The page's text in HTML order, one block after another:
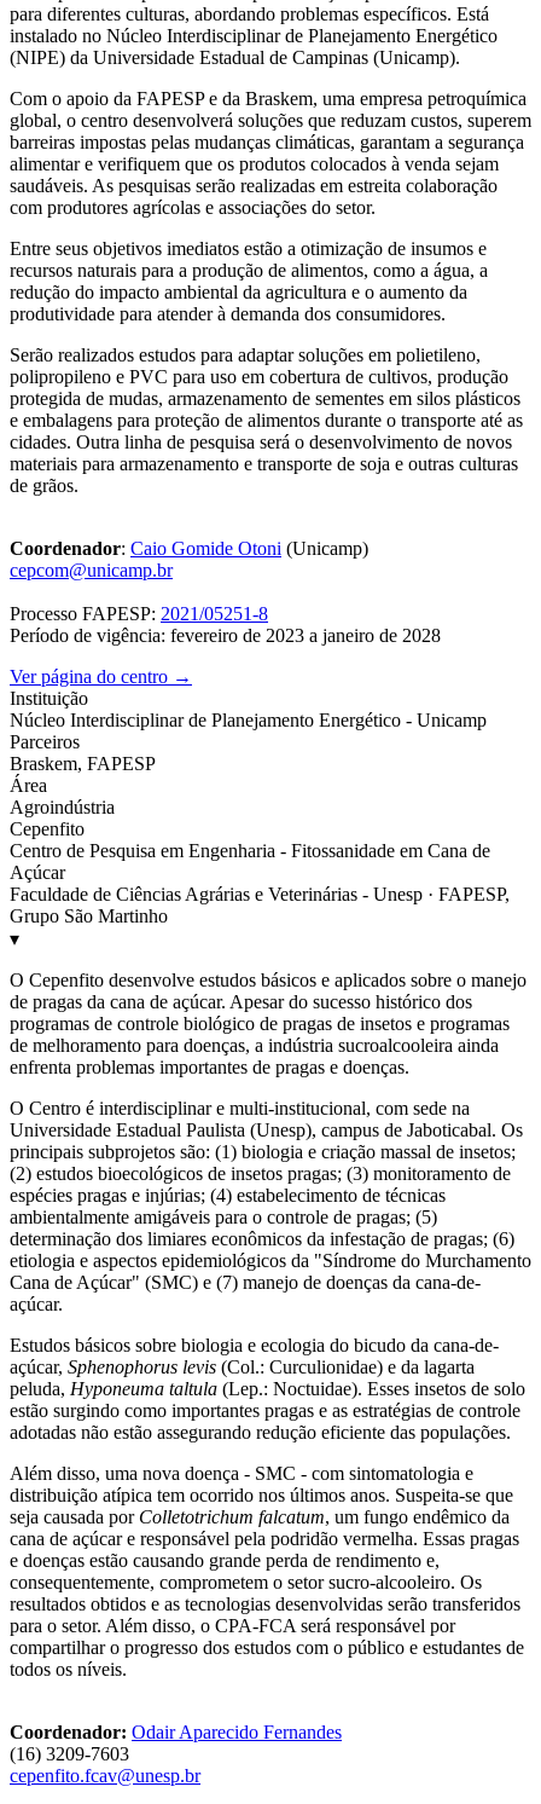
para diferentes culturas, abordando problemas específicos. Está
instalado no Núcleo Interdisciplinar de Planejamento Energético
(NIPE) da Universidade Estadual de Campinas (Unicamp).
Com o apoio da FAPESP e da Braskem, uma empresa petroquímica
global, o centro desenvolverá soluções que reduzam custos, superem
barreiras impostas pelas mudanças climáticas, garantam a segurança
alimentar e verifiquem que os produtos colocados à venda sejam
saudáveis. As pesquisas serão realizadas em estreita colaboração
com produtores agrícolas e associações do setor.
Entre seus objetivos imediatos estão a otimização de insumos e
recursos naturais para a produção de alimentos, como a água, a
redução do impacto ambiental da agricultura e o aumento da
produtividade para atender à demanda dos consumidores.
Serão realizados estudos para adaptar soluções em polietileno,
polipropileno e PVC para uso em cobertura de cultivos, produção
protegida de mudas, armazenamento de sementes em silos plásticos
e embalagens para proteção de alimentos durante o transporte até as
cidades. Outra linha de pesquisa será o desenvolvimento de novos
materiais para armazenamento e transporte de soja e outras culturas
de grãos.
Coordenador: Caio Gomide Otoni (Unicamp)
cepcom@unicamp.br
Processo FAPESP: 2021/05251-8
Período de vigência: fevereiro de 2023 a janeiro de 2028
Ver página do centro →
Instituição
Núcleo Interdisciplinar de Planejamento Energético - Unicamp
Parceiros
Braskem, FAPESP
Área
Agroindústria
Cepenfito
Centro de Pesquisa em Engenharia - Fitossanidade em Cana de
Açúcar
Faculdade de Ciências Agrárias e Veterinárias - Unesp · FAPESP,
Grupo São Martinho
▾
O Cepenfito desenvolve estudos básicos e aplicados sobre o manejo
de pragas da cana de açúcar. Apesar do sucesso histórico dos
programas de controle biológico de pragas de insetos e programas
de melhoramento para doenças, a indústria sucroalcooleira ainda
enfrenta problemas importantes de pragas e doenças.
O Centro é interdisciplinar e multi-institucional, com sede na
Universidade Estadual Paulista (Unesp), campus de Jaboticabal. Os
principais subprojetos são: (1) biologia e criação massal de insetos;
(2) estudos bioecológicos de insetos pragas; (3) monitoramento de
espécies pragas e injúrias; (4) estabelecimento de técnicas
ambientalmente amigáveis para o controle de pragas; (5)
determinação dos limiares econômicos da infestação de pragas; (6)
etiologia e aspectos epidemiológicos da "Síndrome do Murchamento
Cana de Açúcar" (SMC) e (7) manejo de doenças da cana-de-
açúcar.
Estudos básicos sobre biologia e ecologia do bicudo da cana-de-
açúcar, Sphenophorus levis (Col.: Curculionidae) e da lagarta
peluda, Hyponeuma taltula (Lep.: Noctuidae). Esses insetos de solo
estão surgindo como importantes pragas e as estratégias de controle
adotadas não estão assegurando redução eficiente das populações.
Além disso, uma nova doença - SMC - com sintomatologia e
distribuição atípica tem ocorrido nos últimos anos. Suspeita-se que
seja causada porColletotrichum falcatum, um fungo endêmico da
cana de açúcar e responsável pela podridão vermelha. Essas pragas
e doenças estão causando grande perda de rendimento e,
consequentemente, comprometem o setor sucro-alcooleiro. Os
resultados obtidos e as tecnologias desenvolvidas serão transferidos
para o setor. Além disso, o CPA-FCA será responsável por
compartilhar o progresso dos estudos com o público e estudantes de
todos os níveis.
Coordenador: Odair Aparecido Fernandes
(16) 3209-7603
cepenfito.fcav@unesp.br